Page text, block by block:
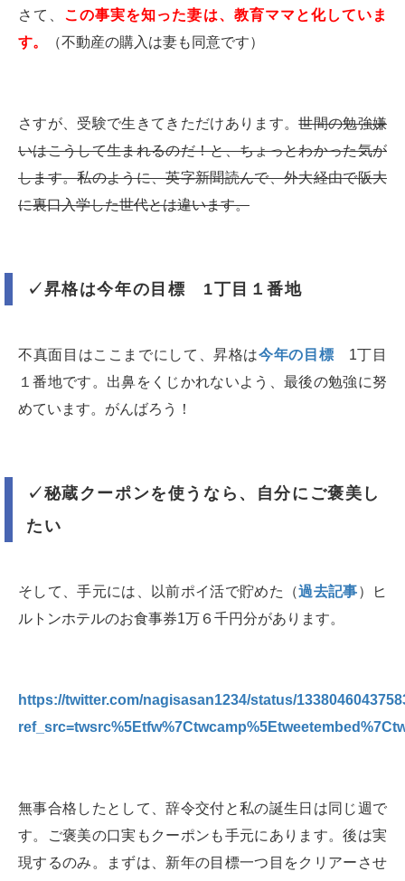
さて、 この事実を知った妻は、教育ママと化していま
す。
（不動産の購入は妻も同意です）
さすが、受験で生きてきただけあります。世間の勉強嫌
いはこうして生まれるのだ！と、ちょっとわかった気が
します。私のように、英字新聞読んで、外大経由で阪大
に裏口入学した世代とは違います。
✓昇格は今年の目標 1丁目１番地
不真面目はここまでにして、昇格は今年の目標 1丁目
１番地です。出鼻をくじかれないよう、最後の勉強に努
めています。がんばろう！
✓秘蔵クーポンを使うなら、自分にご褒美し
たい
そして、手元には、以前ポイ活で貯めた（過去記事）ヒ
ルトンホテルのお食事券1万６千円分があります。
https://twitter.com/nagisasan1234/status/
無事合格したとして、辞令交付と私の誕生日は同じ週で
す。ご褒美の口実もクーポンも手元にあります。後は実
現するのみ。まずは、新年の目標一つ目をクリアーさせ